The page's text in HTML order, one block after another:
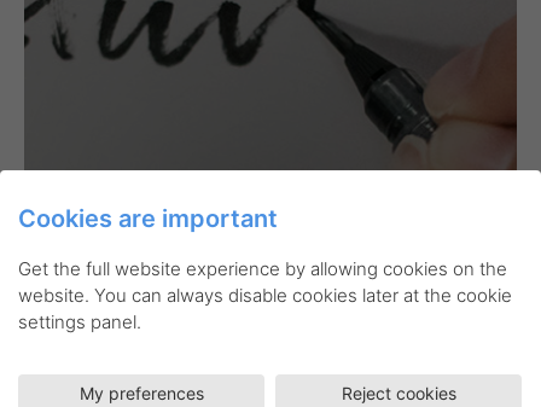
LRP7-B Energel
Cookies are important
Get the full website experience by allowing cookies on the
website. You can always disable cookies later at the cookie
settings panel.
My preferences Reject cookies